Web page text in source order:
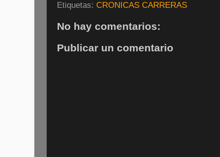
Etiquetas: CRONICAS CARRERAS
No hay comentarios:
Publicar un comentario